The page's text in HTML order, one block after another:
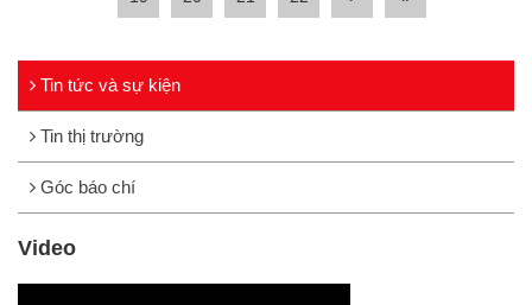
Tin tức và sự kiện
Tin thị trường
Góc báo chí
Video